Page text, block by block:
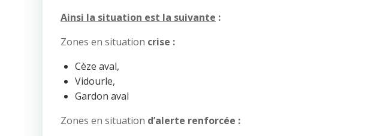
Ainsi la situation est la suivante :
Zones en situation crise :
Cèze aval,
Vidourle,
Gardon aval
Zones en situation d’alerte renforcée :